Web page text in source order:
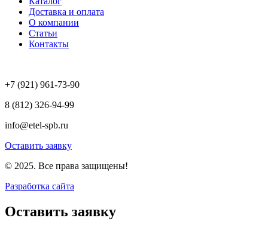
Доставка и оплата
О компании
Статьи
Контакты
+7 (921) 961-73-90
8 (812) 326-94-99
info@etel-spb.ru
Оставить заявку
© 2025. Все права защищены!
Разработка сайта
Оставить заявку